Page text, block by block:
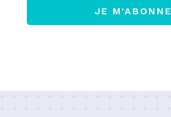
JE M'ABONNE